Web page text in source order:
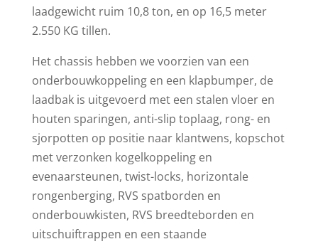
laadgewicht ruim 10,8 ton, en op 16,5 meter
2.550 KG tillen.
Het chassis hebben we voorzien van een
onderbouwkoppeling en een klapbumper, de
laadbak is uitgevoerd met een stalen vloer en
houten sparingen, anti-slip toplaag, rong- en
sjorpotten op positie naar klantwens, kopschot
met verzonken kogelkoppeling en
evenaarsteunen, twist-locks, horizontale
rongenberging, RVS spatborden en
onderbouwkisten, RVS breedteborden en
uitschuiftrappen en een staande